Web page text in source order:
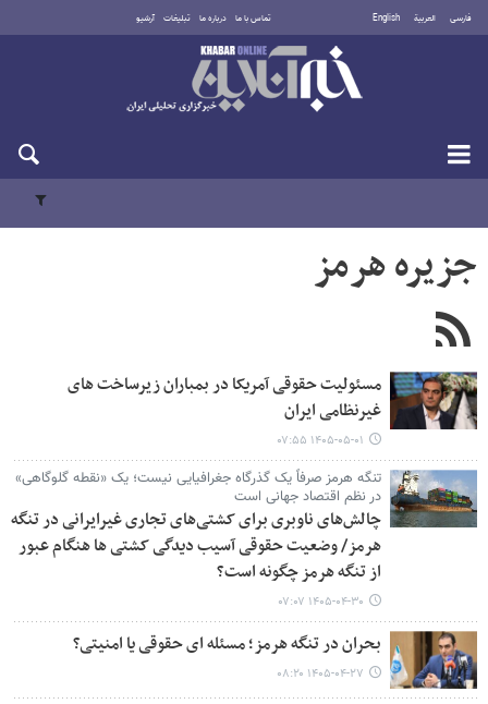
فارسی العربية English تماس با ما درباره ما تبلیغات آرشیو
یکشنبه ۱۸ مرداد ۱۴۰۵
جزیره هرمز
مسئولیت حقوقی آمریکا در بمباران زیرساخت های
غیرنظامی ایران
۱۴۰۵-۰۵-۰۱ ۰۷:۵۵
تنگه هرمز صرفاً یک گذرگاه جغرافیایی نیست؛ یک «نقطه گلوگاهی»
در نظم اقتصاد جهانی است
چالش‌های ناوبری برای کشتی‌های تجاری غیرایرانی در تنگه
هرمز/ وضعیت حقوقی آسیب دیدگی کشتی ها هنگام عبور
از تنگه هرمز چگونه است؟
۱۴۰۵-۰۴-۳۰ ۰۷:۰۷
بحران در تنگه هرمز؛ مسئله ای حقوقی یا امنیتی؟
۱۴۰۵-۰۴-۲۷ ۰۸:۲۰